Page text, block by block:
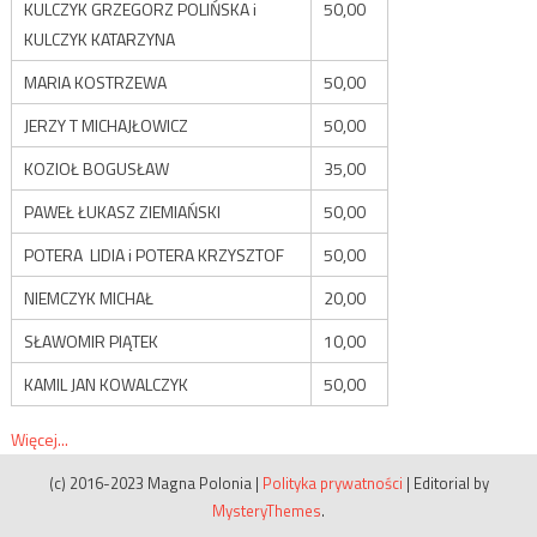
KULCZYK GRZEGORZ POLIŃSKA i
KULCZYK KATARZYNA
50,00
MARIA KOSTRZEWA
50,00
JERZY T MICHAJŁOWICZ
50,00
KOZIOŁ BOGUSŁAW
35,00
PAWEŁ ŁUKASZ ZIEMIAŃSKI
50,00
POTERA LIDIA i POTERA KRZYSZTOF
50,00
NIEMCZYK MICHAŁ
20,00
SŁAWOMIR PIĄTEK
10,00
KAMIL JAN KOWALCZYK
50,00
Więcej...
(c) 2016-2023 Magna Polonia | Polityka prywatności | Editorial by
MysteryThemes.